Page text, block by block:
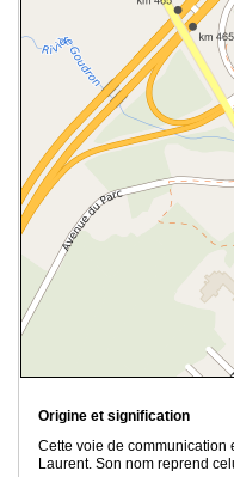
Origine et signification
Cette voie de communication
Laurent. Son nom reprend